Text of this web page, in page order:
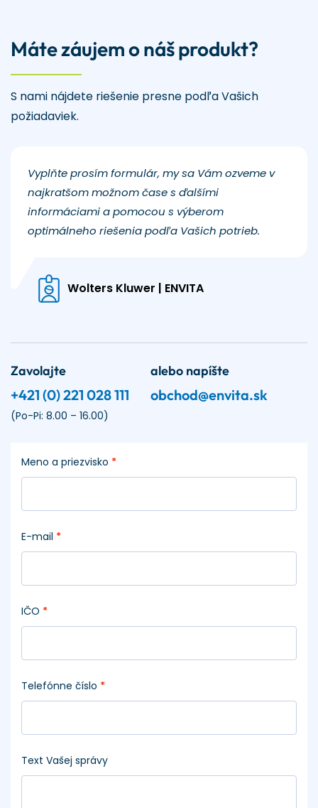
Máte záujem o náš produkt?
S nami nájdete riešenie presne podľa Vašich
požiadaviek.
Vyplňte prosím formulár, my sa Vám ozveme v
najkratšom možnom čase s ďalšími
informáciami a pomocou s výberom
optimálneho riešenia podľa Vašich potrieb.
Wolters Kluwer | ENVITA
Zavolajte
+421 (0) 221 028 111
(Po-Pi: 8.00 – 16.00)
alebo napíšte
obchod@envita.sk
Meno a priezvisko *
E-mail *
IČO *
Telefónne číslo *
Text Vašej správy